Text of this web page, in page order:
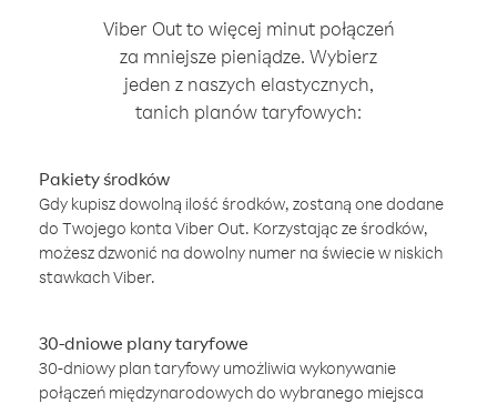
Viber Out to więcej minut połączeń
za mniejsze pieniądze. Wybierz
jeden z naszych elastycznych,
tanich planów taryfowych:
Pakiety środków
Gdy kupisz dowolną ilość środków, zostaną one dodane
do Twojego konta Viber Out. Korzystając ze środków,
możesz dzwonić na dowolny numer na świecie w niskich
stawkach Viber.
30-dniowe plany taryfowe
30-dniowy plan taryfowy umożliwia wykonywanie
połączeń międzynarodowych do wybranego miejsca